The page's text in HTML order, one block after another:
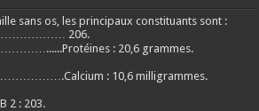
sans os, les principaux constituants sont :
206.
: 20,6 grammes.
: 10,6 milligrammes.
2 : 203.